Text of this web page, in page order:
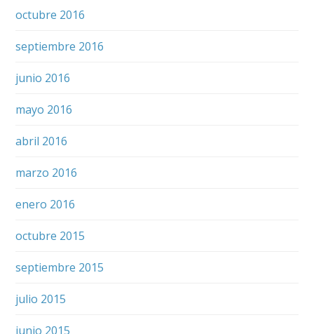
octubre 2016
septiembre 2016
junio 2016
mayo 2016
abril 2016
marzo 2016
enero 2016
octubre 2015
septiembre 2015
julio 2015
junio 2015